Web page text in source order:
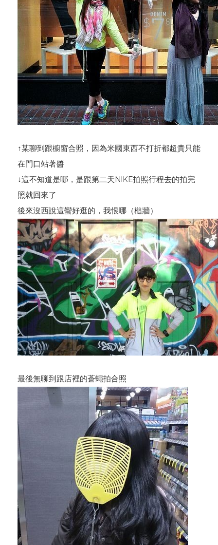
↑某聊到跟櫥窗合照，因為米國東西不打折都超貴只能
在門口站著醬
↓這不知道是哪，是跟第二天NIKE拍照行程去的拍完
照就回來了
後來沒西說這蠻好逛的，我恨哪（槌牆）
最後無聊到跟店裡的蒼蠅拍合照